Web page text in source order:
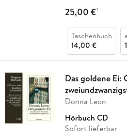
25,00 €*
Taschenbuch
14,00 €
Das goldene Ei:
Donna Leon
Hörbuch CD
Sofort lieferbar